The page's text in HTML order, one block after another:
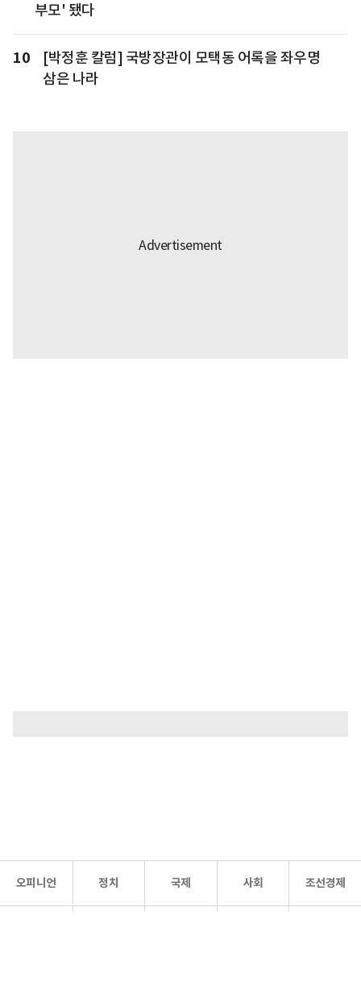
부모' 됐다
10
[박정훈 칼럼] 국방장관이 모택동 어록을 좌우명
삼은 나라
오피니언 정치 국제 사회 조선경제